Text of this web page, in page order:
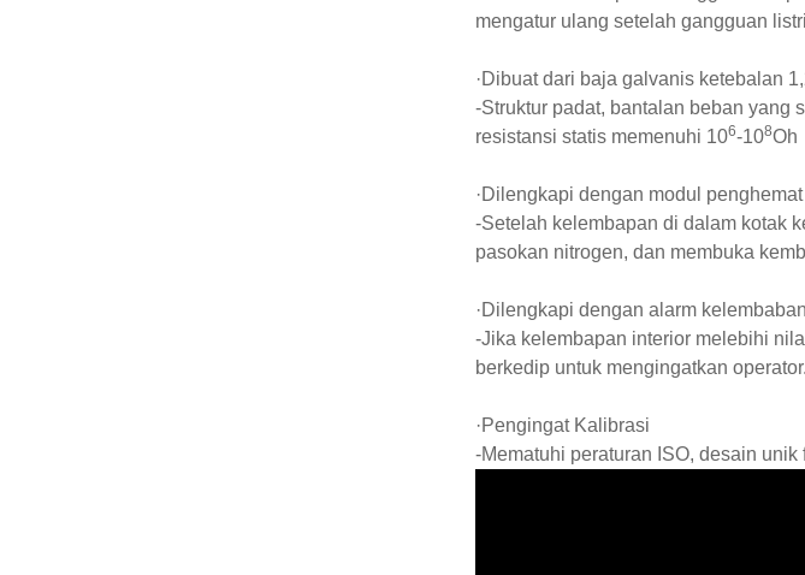
mengatur ulang setelah gangguan
·Dibuat dari baja galvanis ketebalan
-Struktur padat, bantalan beban yang
resistansi statis memenuhi 106-108Oh
·Dilengkapi dengan modul
-Setelah kelembapan di dalam kotak
pasokan nitrogen, dan membuka
·Dilengkapi dengan alarm
-Jika kelembapan interior melebihi
berkedip untuk mengingatkan operator.
·Pengingat Kalibrasi
-Mematuhi peraturan ISO, desain